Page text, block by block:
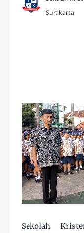
Surakarta
Sekolah